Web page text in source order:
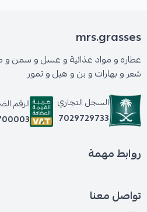
mrs.grasses
عطاره و مواد غذائية و عسل و سمن و
شعر و بهارات و بن و هيل و تمور
السجل التجاري
7029729733
الرقم
روابط مهمة
تواصل معنا